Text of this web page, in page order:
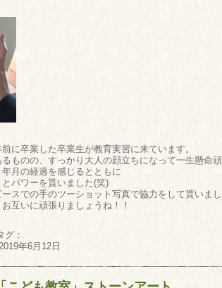
に卒業した卒業生が教育実習に来ています。
ものの、すっかり大人の顔立ちになって一生懸命頑
月の経過を感じるとともに
とパワーを貰いました(笑)
スでの手のツーショット写真で協力をして貰いま
互いに頑張りましょうね！！
グ：
年6月12日